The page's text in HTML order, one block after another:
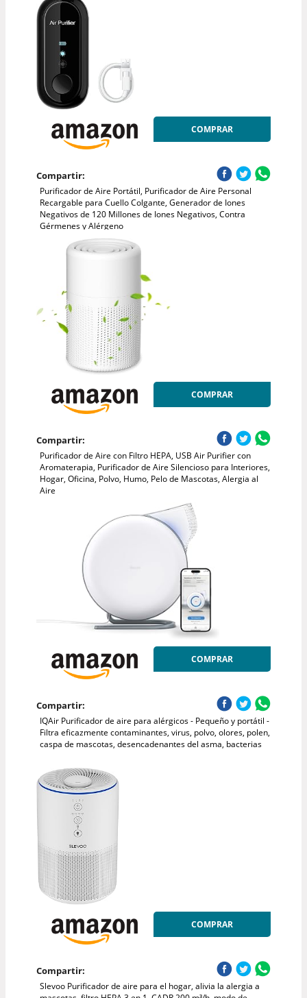
COMPRAR
Compartir:
Purificador de Aire Portátil, Purificador de Aire Personal
Recargable para Cuello Colgante, Generador de Iones
Negativos de 120 Millones de Iones Negativos, Contra
Gérmenes y Alérgeno
COMPRAR
Compartir:
Purificador de Aire con Filtro HEPA, USB Air Purifier con
Aromaterapia, Purificador de Aire Silencioso para Interiores,
Hogar, Oficina, Polvo, Humo, Pelo de Mascotas, Alergia al
Aire
COMPRAR
Compartir:
IQAir Purificador de aire para alérgicos - Pequeño y portátil -
Filtra eficazmente contaminantes, virus, polvo, olores, polen,
caspa de mascotas, desencadenantes del asma, bacterias
COMPRAR
Compartir:
Slevoo Purificador de aire para el hogar, alivia la alergia a